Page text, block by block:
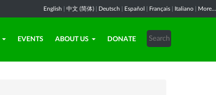
English 中文 (简体) Deutsch Español Français Italiano More...
EVENTS ABOUT US DONATE